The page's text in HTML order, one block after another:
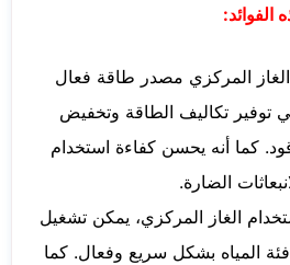
الفوائد:
الغاز المركزي مصدر طاقة فعال
توفير تكاليف الطاقة وتخفيض
كما أنه يحسن كفاءة استخدام
الضارة.
الغاز المركزي، يمكن تشغيل
المياه بشكل سريع وفعال. كما